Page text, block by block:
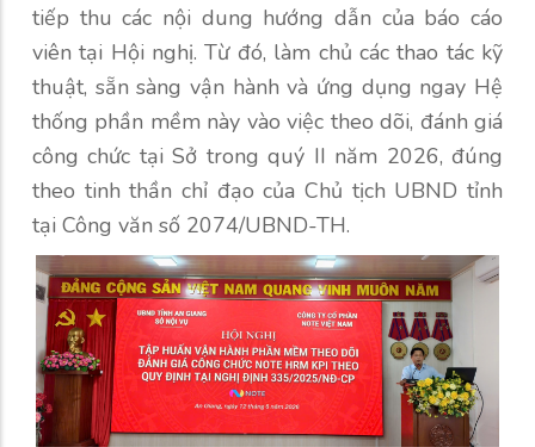
tiếp thu các nội dung hướng dẫn của báo cáo
viên tại Hội nghị. Từ đó, làm chủ các thao tác kỹ
thuật, sẵn sàng vận hành và ứng dụng ngay Hệ
thống phần mềm này vào việc theo dõi, đánh giá
công chức tại Sở trong quý II năm 2026, đúng
theo tinh thần chỉ đạo của Chủ tịch UBND tỉnh
tại Công văn số 2074/UBND-TH.